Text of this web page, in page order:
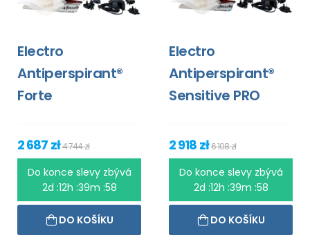
Electro
Antiperspirant®
Forte
2 687 zł4 744 zł
Do konce slevy zbývá
2d :12h :39m :58
DO KOŠÍKU
Electro
Antiperspirant®
Sensitive PRO
2 918 zł6 108 zł
Do konce slevy zbývá
2d :12h :39m :58
DO KOŠÍKU